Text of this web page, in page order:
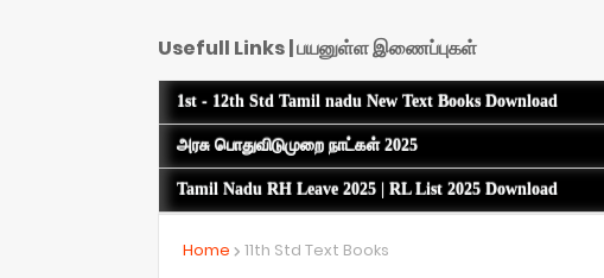
Usefull Links | பயனுள்ள இணைப்புகள்
1st - 12th Std Tamil nadu New Text Books Download
அரசு பொதுவிடுமுறை நாட்கள் 2025
Tamil Nadu RH Leave 2025 | RL List 2025 Download
Home 11th Std Text Books